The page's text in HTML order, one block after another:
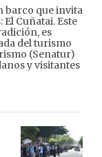
barco que invita
Cuñatai. Este
es
del turismo
(Senatur)
y visitantes